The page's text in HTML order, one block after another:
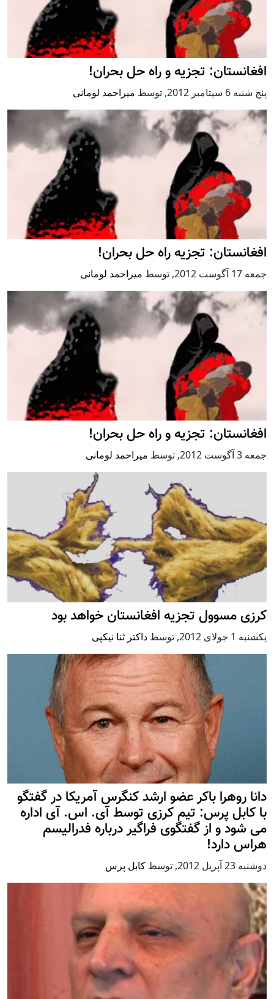
افغانستان: تجزیه و راه حل بحران!
پنج شنبه 6 سپتامبر 2012 , توسط میراحمد لومانی
افغانستان: تجزیه راه حل بحران!
جمعه 17 آگوست 2012 , توسط میراحمد لومانی
افغانستان: تجزیه و راه حل بحران!
جمعه 3 آگوست 2012 , توسط میراحمد لومانی
کرزی مسوول تجزیه افغانستان خواهد بود
يكشنبه 1 جولای 2012 , توسط داکتر ثنا نیکپی
دانا روهرا باکر عضو ارشد کنگرس آمریکا در گفتگو
با کابل پرس: تیم کرزی توسط آی. اس. آی اداره
می شود و از گفتگوی فراگیر درباره فدرالیسم
هراس دارد!
دوشنبه 23 آپریل 2012 , توسط کابل پرس